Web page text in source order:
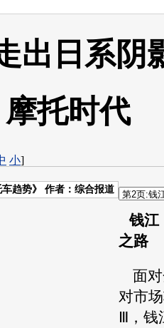
出日系阴
摩托时代
小]
车趋势》 作者：综合报道
钱江
之路
面对
对市
Ⅲ，钱